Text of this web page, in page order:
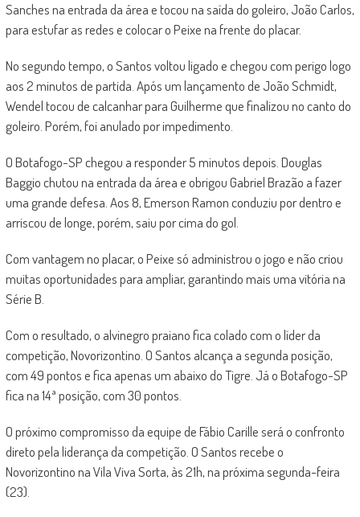
Sanches na entrada da área e tocou na saída do goleiro, João Carlos,
para estufar as redes e colocar o Peixe na frente do placar.
No segundo tempo, o Santos voltou ligado e chegou com perigo logo
aos 2 minutos de partida. Após um lançamento de João Schmidt,
Wendel tocou de calcanhar para Guilherme que finalizou no canto do
goleiro. Porém, foi anulado por impedimento.
O Botafogo-SP chegou a responder 5 minutos depois. Douglas
Baggio chutou na entrada da área e obrigou Gabriel Brazão a fazer
uma grande defesa. Aos 8, Emerson Ramon conduziu por dentro e
arriscou de longe, porém, saiu por cima do gol.
Com vantagem no placar, o Peixe só administrou o jogo e não criou
muitas oportunidades para ampliar, garantindo mais uma vitória na
Série B.
Com o resultado, o alvinegro praiano fica colado com o líder da
competição, Novorizontino. O Santos alcança a segunda posição,
com 49 pontos e fica apenas um abaixo do Tigre. Já o Botafogo-SP
fica na 14ª posição, com 30 pontos.
O próximo compromisso da equipe de Fábio Carille será o confronto
direto pela liderança da competição. O Santos recebe o
Novorizontino na Vila Viva Sorta, às 21h, na próxima segunda-feira
(23).